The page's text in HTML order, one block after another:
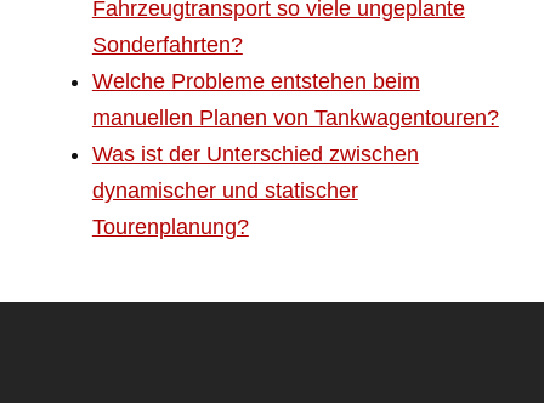
Fahrzeugtransport so viele ungeplante
Sonderfahrten?
Welche Probleme entstehen beim
manuellen Planen von Tankwagentouren?
Was ist der Unterschied zwischen
dynamischer und statischer
Tourenplanung?